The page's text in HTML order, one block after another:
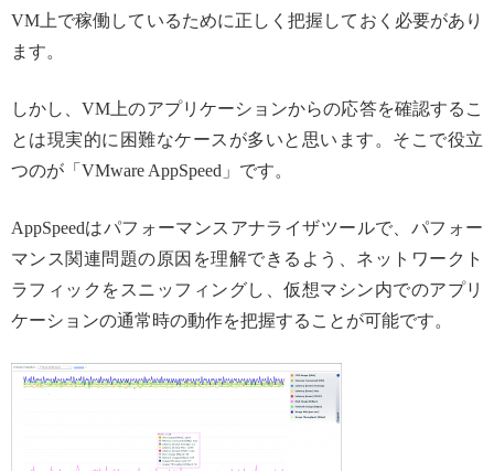
VM上で稼働しているために正しく把握しておく必要があり
ます。
しかし、VM上のアプリケーションからの応答を確認するこ
とは現実的に困難なケースが多いと思います。そこで役立
つのが「VMware AppSpeed」です。
AppSpeedはパフォーマンスアナライザツールで、パフォー
マンス関連問題の原因を理解できるよう、ネットワークト
ラフィックをスニッフィングし、仮想マシン内でのアプリ
ケーションの通常時の動作を把握することが可能です。